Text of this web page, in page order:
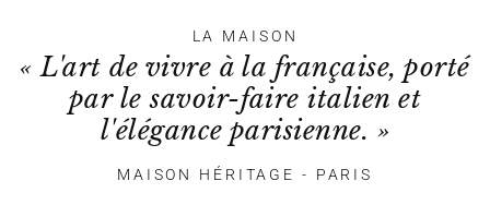
LA MAISON
« L'art de vivre à la française, porté
par le savoir-faire italien et
l'élégance parisienne. »
MAISON HÉRITAGE - PARIS